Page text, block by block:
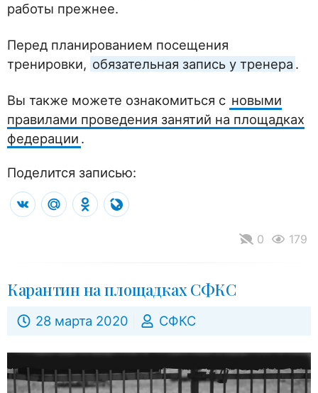
работы прежнее.
Перед планированием посещения
тренировки, обязательная запись у тренера .
Вы также можете ознакомиться с новыми
правилами проведения занятий на площадках
федерации .
Поделится записью:
VK Mail.RuOdnoklassniki
0 179
Карантин на площадках СФКС
28 марта 2020 СФКС